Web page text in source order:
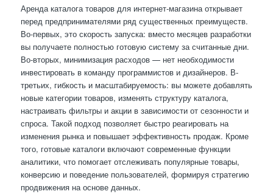
Аренда каталога товаров для интернет-магазина открывает
перед предпринимателями ряд существенных преимуществ.
Во-первых, это скорость запуска: вместо месяцев разработки
вы получаете полностью готовую систему за считанные дни.
Во-вторых, минимизация расходов — нет необходимости
инвестировать в команду программистов и дизайнеров. В-
третьих, гибкость и масштабируемость: вы можете добавлять
новые категории товаров, изменять структуру каталога,
настраивать фильтры и акции в зависимости от сезонности и
спроса. Такой подход позволяет быстро реагировать на
изменения рынка и повышает эффективность продаж. Кроме
того, готовые каталоги включают современные функции
аналитики, что помогает отслеживать популярные товары,
конверсию и поведение пользователей, формируя стратегию
продвижения на основе данных.